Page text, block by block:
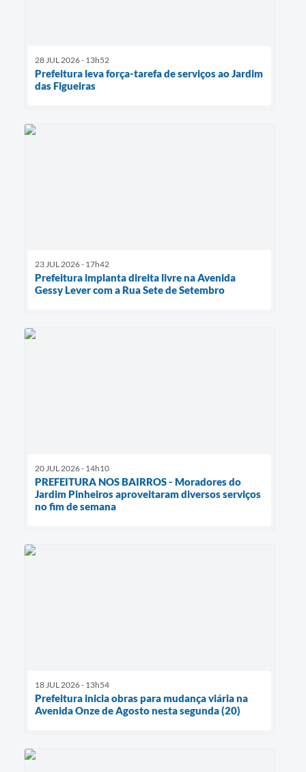
28 JUL 2026 - 13h52
Prefeitura leva força-tarefa de serviços ao Jardim
das Figueiras
23 JUL 2026 - 17h42
Prefeitura implanta direita livre na Avenida
Gessy Lever com a Rua Sete de Setembro
20 JUL 2026 - 14h10
PREFEITURA NOS BAIRROS - Moradores do
Jardim Pinheiros aproveitaram diversos serviços
no fim de semana
18 JUL 2026 - 13h54
Prefeitura inicia obras para mudança viária na
Avenida Onze de Agosto nesta segunda (20)